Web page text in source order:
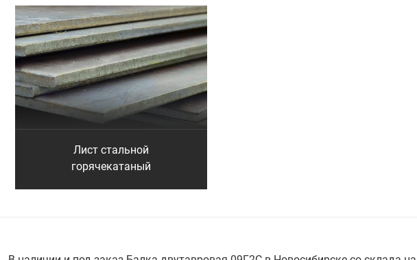
Лист стальной
горячекатаный